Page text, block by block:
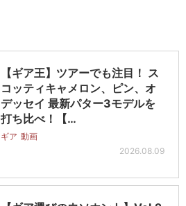
【ギア王】ツアーでも注目！ ス
コッティキャメロン、ピン、オ
デッセイ 最新パター3モデルを
打ち比べ！【…
ギア 動画
2026.08.09